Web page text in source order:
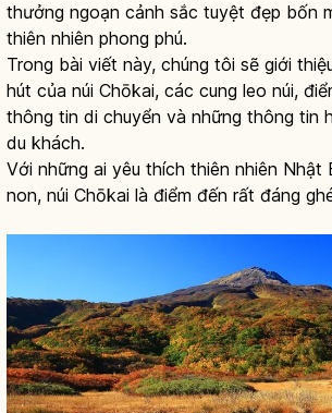
thưởng ngoạn cảnh sắc tuyệt đẹp bốn
thiên nhiên phong phú.
Trong bài viết này, chúng tôi sẽ giới
hút của núi Chōkai, các cung leo núi,
thông tin di chuyển và những thông tin
du khách.
Với những ai yêu thích thiên nhiên Nhật
non, núi Chōkai là điểm đến rất đáng